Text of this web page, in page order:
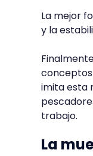
La mejor
y la
conceptos
imita esta
trabajo.
La